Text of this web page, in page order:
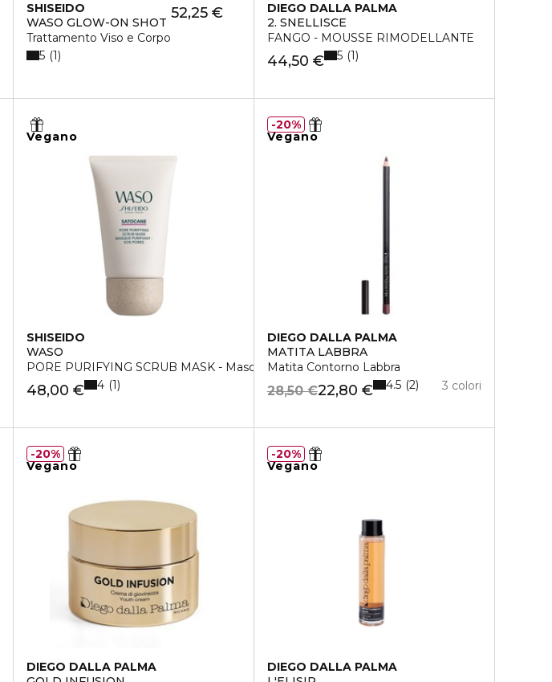
SHISEIDO
WASO GLOW-ON SHOT
Trattamento Viso e Corpo
52,25 €
5 1
DIEGO DALLA PALMA
2. SNELLISCE
FANGO - MOUSSE RIMODELLANTE
44,50 € 5 1
Vegano
SHISEIDO
WASO
PORE PURIFYING SCRUB MASK - Maschera purificante
48,00 € 4 1
Vegano
DIEGO DALLA PALMA
MATITA LABBRA
Matita Contorno Labbra
22,80 €
28,50 € 3 colori
4.5 2
20%
Vegano
DIEGO DALLA PALMA
20%
Vegano
DIEGO DALLA PALMA
20%